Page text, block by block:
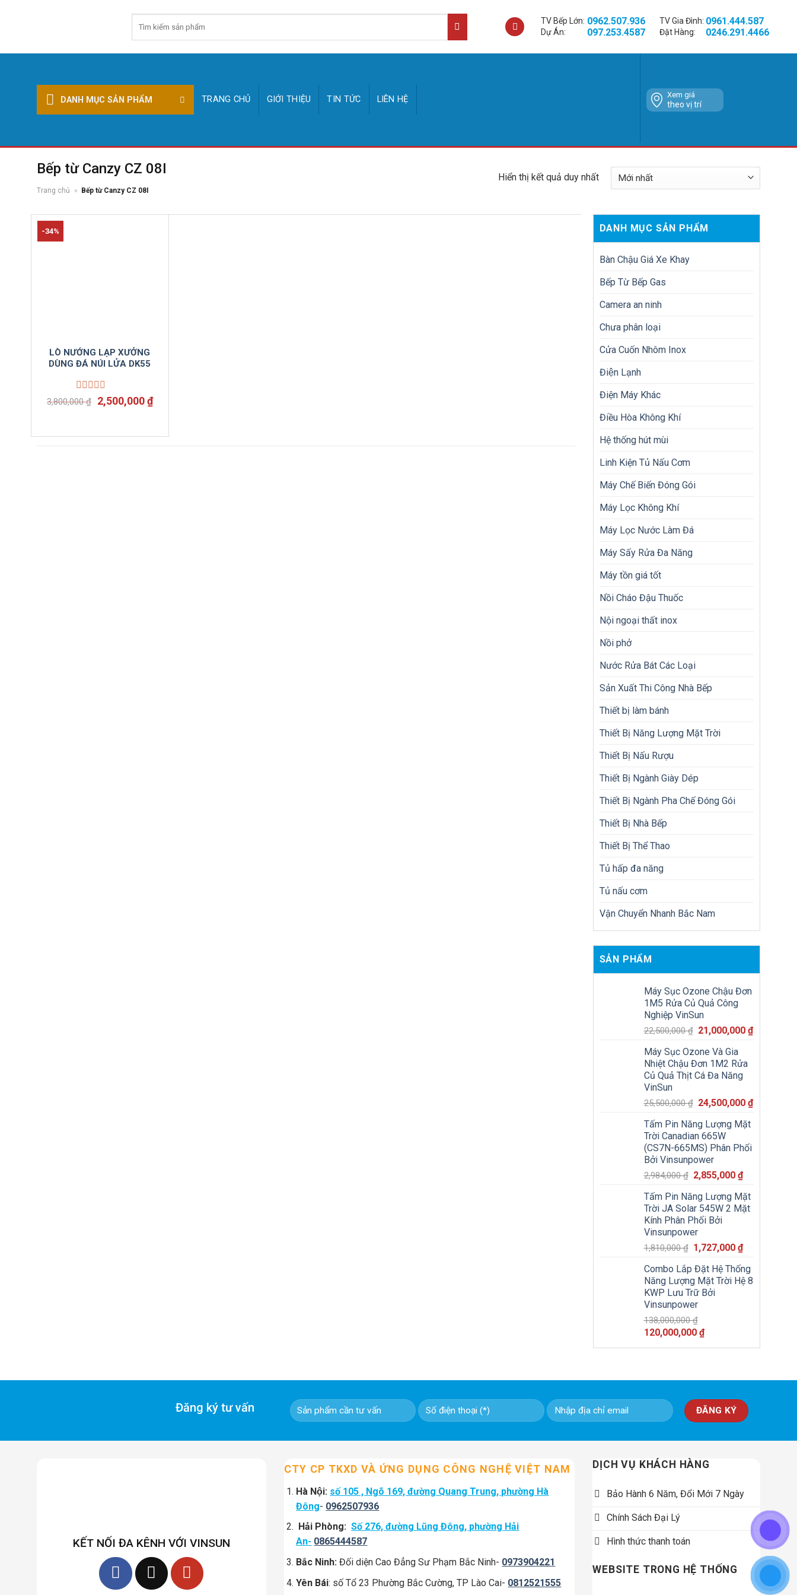
kiếm:
TV Bếp Lớn: 0962.507.936 TV Gia Đình: 0961.444.587
Dự Án: 097.253.4587 Đặt Hàng: 0246.291.4466
DANH MỤC SẢN PHẨM TRANG CHỦ GIỚI THIỆU TIN TỨC LIÊN HỆ Xem giá
theo vị trí
Bếp từ Canzy CZ 08I
Trang chủ » Bếp từ Canzy CZ 08I
Hiển thị kết quả duy nhất
-34%
LÒ NƯỚNG LẠP XƯỞNG
DÙNG ĐÁ NÚI LỬA DK55
Được
xếp
5
3,800,000₫
Giá
gốc
2,500,000₫Giá
hiện
DANH MỤC SẢN PHẨM
Bàn Chậu Giá Xe Khay
Bếp Từ Bếp Gas
Camera an ninh
Chưa phân loại
Cửa Cuốn Nhôm Inox
Điện Lạnh
Điện Máy Khác
Điều Hòa Không Khí
Hệ thống hút mùi
Linh Kiện Tủ Nấu Cơm
Máy Chế Biến Đóng Gói
Máy Lọc Không Khí
Máy Lọc Nước Làm Đá
Máy Sấy Rửa Đa Năng
Máy tồn giá tốt
Nồi Cháo Đậu Thuốc
Nội ngoại thất inox
Nồi phở
Nước Rửa Bát Các Loại
Sản Xuất Thi Công Nhà Bếp
Thiết bị làm bánh
Thiết Bị Năng Lượng Mặt Trời
Thiết Bị Nấu Rượu
Thiết Bị Ngành Giày Dép
Thiết Bị Ngành Pha Chế Đóng Gói
Thiết Bị Nhà Bếp
Thiết Bị Thể Thao
Tủ hấp đa năng
Tủ nấu cơm
Vận Chuyển Nhanh Bắc Nam
SẢN PHẨM
Máy Sục Ozone Chậu Đơn
1M5 Rửa Củ Quả Công
Nghiệp VinSun
22,500,000₫ Giá
là:
22,500,000 ₫.
21,000,000₫Giá
Máy Sục Ozone Và Gia
Nhiệt Chậu Đơn 1M2 Rửa
Củ Quả Thịt Cá Đa Năng
VinSun
25,500,000₫ Giá
là:
25,500,000 ₫.
24,500,000₫Giá
Tấm Pin Năng Lượng Mặt
Trời Canadian 665W
(CS7N-665MS) Phân Phối
Bởi Vinsunpower
2,984,000₫ Giá
là:
2,984,000 ₫.
2,855,000₫Giá
tại
là:
Tấm Pin Năng Lượng Mặt
Trời JA Solar 545W 2 Mặt
Kính Phân Phối Bởi
Vinsunpower
1,810,000₫ Giá
là:
1,810,000 ₫.
1,727,000₫Giá
tại
là:
Combo Lắp Đặt Hệ Thống
Năng Lượng Mặt Trời Hệ 8
KWP Lưu Trữ Bởi
Vinsunpower
138,000,000₫
Giá
120,000,000 ₫Giá
120,000,000 ₫.
Đăng ký tư vấn
KẾT NỐI ĐA KÊNH VỚI VINSUN
CTY CP TKXD VÀ ỨNG DỤNG CÔNG NGHỆ VIỆT NAM
Hà Nội: số 105 , Ngõ 169, đường Quang Trung, phường Hà
Đông- 0962507936
Hải Phòng:Số 276, đường Lũng Đông, phường Hải
An- 0865444587
Bắc Ninh:Đối diện Cao Đẳng Sư Phạm Bắc Ninh- 0973904221
Yên Bái: số Tổ 23 Phường Bắc Cường, TP Lào Cai- 0812521555
DỊCH VỤ KHÁCH HÀNG
Bảo Hành 6 Năm, Đổi Mới 7 Ngày
Chính Sách Đại Lý
Hình thức thanh toán
WEBSITE TRONG HỆ THỐNG